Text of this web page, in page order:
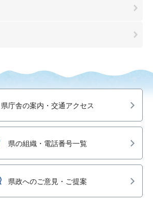
県庁舎の案内・交通アクセス
県の組織・電話番号一覧
県政へのご意見・ご提案